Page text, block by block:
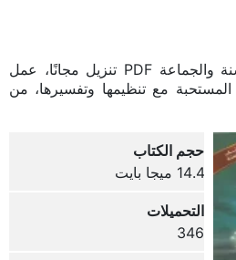
تحميل كتاب أوراد أهل السنة والجماعة PDF تنزيل مجانًا، عمل
المستحبة مع تنظيمها وتفسيرها، من
حجم الكتاب
14.4 ميجا بايت
التحميلات
346